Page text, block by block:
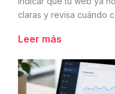
claras y revisa cuándo
Leer más